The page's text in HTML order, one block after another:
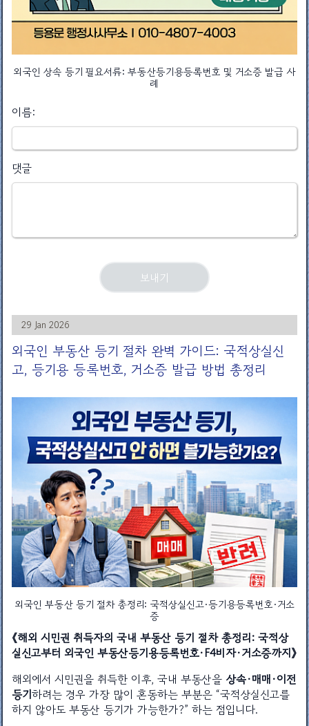
외국인 상속 등기 필요서류: 부동산등기용등록번호 및 거소증 발급 사
례
이름:
댓글
29 Jan 2026
외국인 부동산 등기 절차 완벽 가이드: 국적상실신
고, 등기용 등록번호, 거소증 발급 방법 총정리
외국인 부동산 등기 절차 총정리: 국적상실신고·등기용등록번호·거소
증
《해외 시민권 취득자의 국내 부동산 등기 절차 총정리: 국적상
실신고부터 외국인 부동산등기용등록번호·F4비자·거소증까지》
해외에서 시민권을 취득한 이후, 국내 부동산을 상속·매매·이전
등기하려는 경우 가장 많이 혼동하는 부분은 “국적상실신고를
하지 않아도 부동산 등기가 가능한가?” 하는 점입니다.